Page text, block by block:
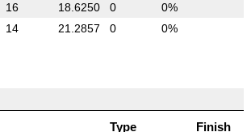
16 18.6250 0
0%
14 21.2857 0 0%
Type Finish